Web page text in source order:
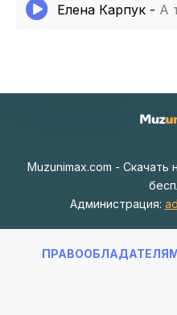
Елена Карпук - А
Muzunimax.com - Скачать
Администрация: